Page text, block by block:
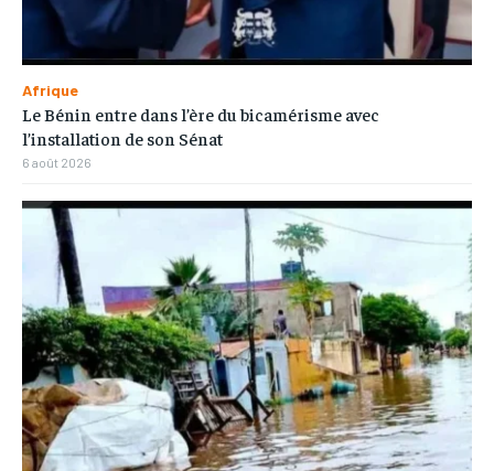
Afrique
Le Bénin entre dans l’ère du bicamérisme avec
l’installation de son Sénat
6 août 2026